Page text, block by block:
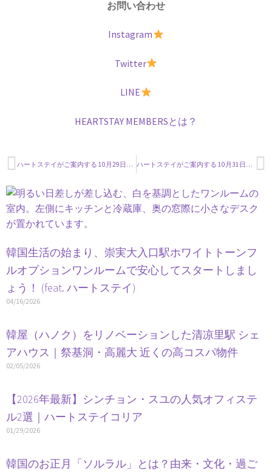
お問い合わせ
Instagram
Twitter
LINE
HEARTSTAY MEMBERSとは？
ハートステイがご案内する 10月29日現在 空室情報 ハートステイがご案内する 10月31日現在 空室情報
韓国生活の始まり、崇実大入口駅ホワイトトーンフ
ルオプションワンルームで安心してスタートしまし
ょう！ (feat. ハートステイ)
04/16/2026
韓屋（ハノク）をリノベーションした清凉里駅 シェ
アハウス｜祭基洞・高麗大 近くの高コスパ物件
02/05/2026
【2026年最新】シンチョン・スユの人気オフィステ
ル2選｜ハートステイコリア
01/29/2026
韓国のお正月「ソルラル」とは？由来・文化・過ご